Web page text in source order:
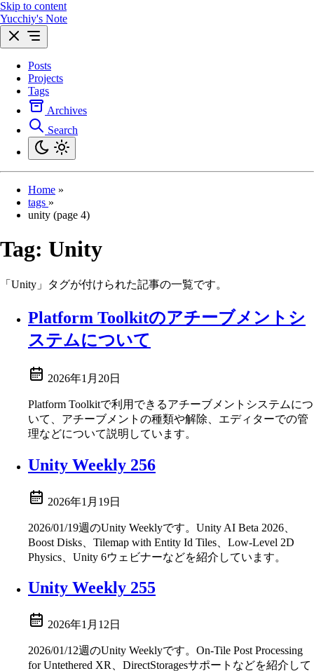
Skip to content
Yucchiy's Note
Posts
Projects
Tags
Archives
Search
Home »
tags »
unity (page 4)
Tag: Unity
「Unity」タグが付けられた記事の一覧です。
Platform Toolkitのアチーブメントシ
ステムについて
2026年1月20日
Platform Toolkitで利用できるアチーブメントシステムにつ
いて、アチーブメントの種類や解除、エディターでの管
理などについて説明しています。
Unity Weekly 256
2026年1月19日
2026/01/19週のUnity Weeklyです。Unity AI Beta 2026、
Boost Disks、Tilemap with Entity Id Tiles、Low-Level 2D
Physics、Unity 6ウェビナーなどを紹介しています。
Unity Weekly 255
2026年1月12日
2026/01/12週のUnity Weeklyです。On-Tile Post Processing
for Untethered XR、DirectStoragesサポートなどを紹介して